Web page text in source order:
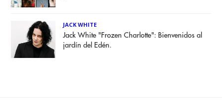
JACK WHITE
Jack White "Frozen Charlotte": Bienvenidos al
jardín del Edén.